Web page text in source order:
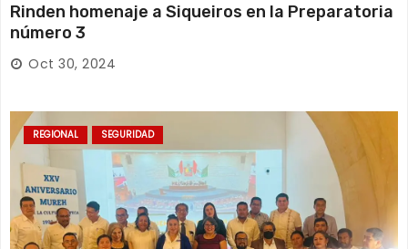
Rinden homenaje a Siqueiros en la Preparatoria
número 3
Oct 30, 2024
REGIONAL SEGURIDAD